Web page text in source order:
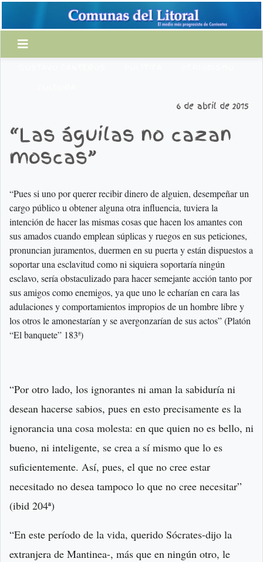
6 de abril de 2015
“Las águilas no cazan
moscas”
“Pues si uno por querer recibir dinero de alguien, desempeñar un
cargo público u obtener alguna otra influencia, tuviera la
intención de hacer las mismas cosas que hacen los amantes con
sus amados cuando emplean súplicas y ruegos en sus peticiones,
pronuncian juramentos, duermen en su puerta y están dispuestos a
soportar una esclavitud como ni siquiera soportaría ningún
esclavo, sería obstaculizado para hacer semejante acción tanto por
sus amigos como enemigos, ya que uno le echarían en cara las
adulaciones y comportamientos impropios de un hombre libre y
los otros le amonestarían y se avergonzarían de sus actos” (Platón
“El banquete” 183ª)
“Por otro lado, los ignorantes ni aman la sabiduría ni
desean hacerse sabios, pues en esto precisamente es la
ignorancia una cosa molesta: en que quien no es bello, ni
bueno, ni inteligente, se crea a sí mismo que lo es
suficientemente. Así, pues, el que no cree estar
necesitado no desea tampoco lo que no cree necesitar”
(ibid 204ª)
“En este período de la vida, querido Sócrates-dijo la
extranjera de Mantinea-, más que en ningún otro, le